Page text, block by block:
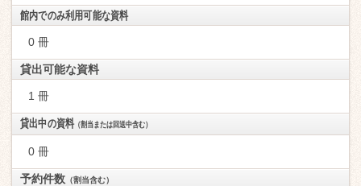
館内でのみ利用可能な資料
0 冊
貸出可能な資料
1 冊
貸出中の資料（割当または回送中含む）
0 冊
予約件数 （割当含む）